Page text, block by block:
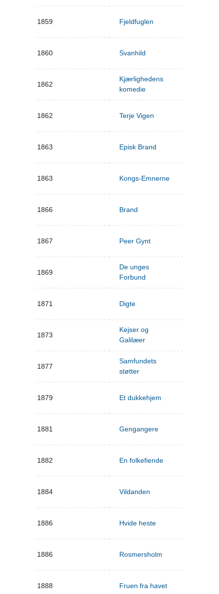
1859 Fjeldfuglen
1860 Svanhild
1862
Kjærlighedens
komedie
1862 Terje Vigen
1863 Episk Brand
1863 Kongs-Emnerne
1866 Brand
1867 Peer Gynt
1869
De unges
Forbund
1871 Digte
1873
Kejser og
Galilæer
1877
Samfundets
støtter
1879 Et dukkehjem
1881 Gengangere
1882 En folkefiende
1884 Vildanden
1886 Hvide heste
1886 Rosmersholm
1888 Fruen fra havet